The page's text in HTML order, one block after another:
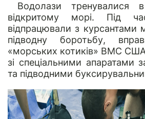
Водолази тренувалися
відкритому морі. Під
відпрацювали з курсантами
підводну боротьбу,
«морських котиків» ВМС
зі спеціальними апаратами
та підводними